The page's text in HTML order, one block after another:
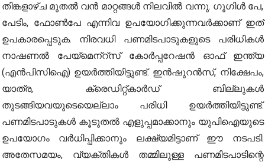
തിങ്കളാഴ്ച മുതല്‍ വന്‍ മാറ്റങ്ങള്‍ നിലവിൽ വന്നു. ഗൂഗിള്‍ പേ,
പേടിം, ഫോണ്‍പേ എന്നിവ ഉപയോഗിക്കുന്നവര്‍ക്കാണ് ഇത്
ഉപകാരപ്പെടുക. നിരവധി പണമിടപാടുകളുടെ പരിധികള്‍
നാഷണല്‍ പേയ്‌മെന്‌റ്‌സ് കോര്‍പ്പറേഷന്‍ ഓഫ് ഇന്ത്യ
(എന്‍പിസിഐ) ഉയര്‍ത്തിയിട്ടുണ്ട്. ഇന്‍ഷുറന്‍സ്, നിക്ഷേപം,
യാത്ര, ക്രെഡിറ്റ്കാര്‍ഡ് ബില്ലുകള്‍
തുടങ്ങിയവയുടെയെല്ലാം പരിധി ഉയര്‍ത്തിയിട്ടുണ്ട്.
പണമിടപാടുകള്‍ കൂടുതല്‍ എളുപ്പമാക്കാനും യുപിഐയുടെ
ഉപയോഗം വര്‍ധിപ്പിക്കാനും ലക്ഷ്യമിട്ടാണ് ഈ നടപടി.
അതേസമയം, വ്യക്തികള്‍ തമ്മിലുള്ള പണമിടപാടിന്റെ